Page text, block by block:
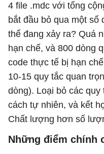
4 file .mdc với tổng
bắt đầu bỏ qua một
thể đang xảy ra? Quá
hạn chế, và 800 dòng
code thực tế bị hạn
10-15 quy tắc quan
dòng). Loại bỏ các
cách tự nhiên, và kết
Chất lượng hơn số
Những điểm chính